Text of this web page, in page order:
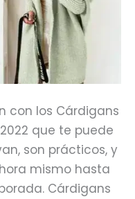
con los Cárdigans
que te puede
son prácticos, y
mismo hasta
Cárdigans